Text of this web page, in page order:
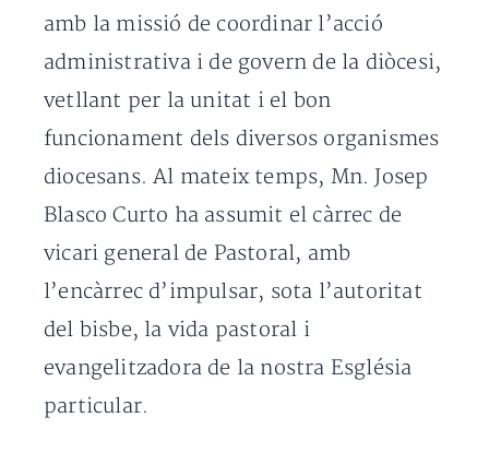
amb la missió de coordinar l’acció
administrativa i de govern de la diòcesi,
vetllant per la unitat i el bon
funcionament dels diversos organismes
diocesans. Al mateix temps, Mn. Josep
Blasco Curto ha assumit el càrrec de
vicari general de Pastoral, amb
l’encàrrec d’impulsar, sota l’autoritat
del bisbe, la vida pastoral i
evangelitzadora de la nostra Església
particular.